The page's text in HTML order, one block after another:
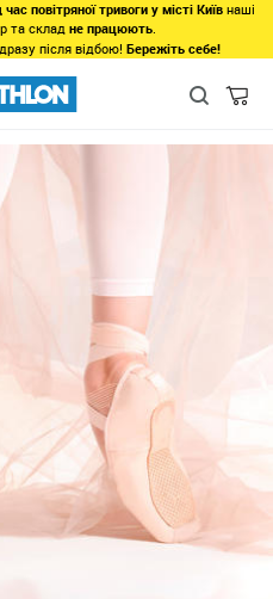
час повітряної тривоги у місті Київ наші
та склад не працюють.
після відбою! Бережіть себе!